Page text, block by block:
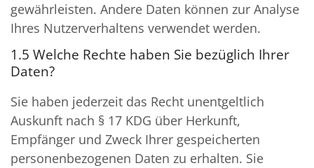
gewährleisten. Andere Daten können zur Analyse
Ihres Nutzerverhaltens verwendet werden.
1.5 Welche Rechte haben Sie bezüglich Ihrer
Daten?
Sie haben jederzeit das Recht unentgeltlich
Auskunft nach § 17 KDG über Herkunft,
Empfänger und Zweck Ihrer gespeicherten
personenbezogenen Daten zu erhalten. Sie